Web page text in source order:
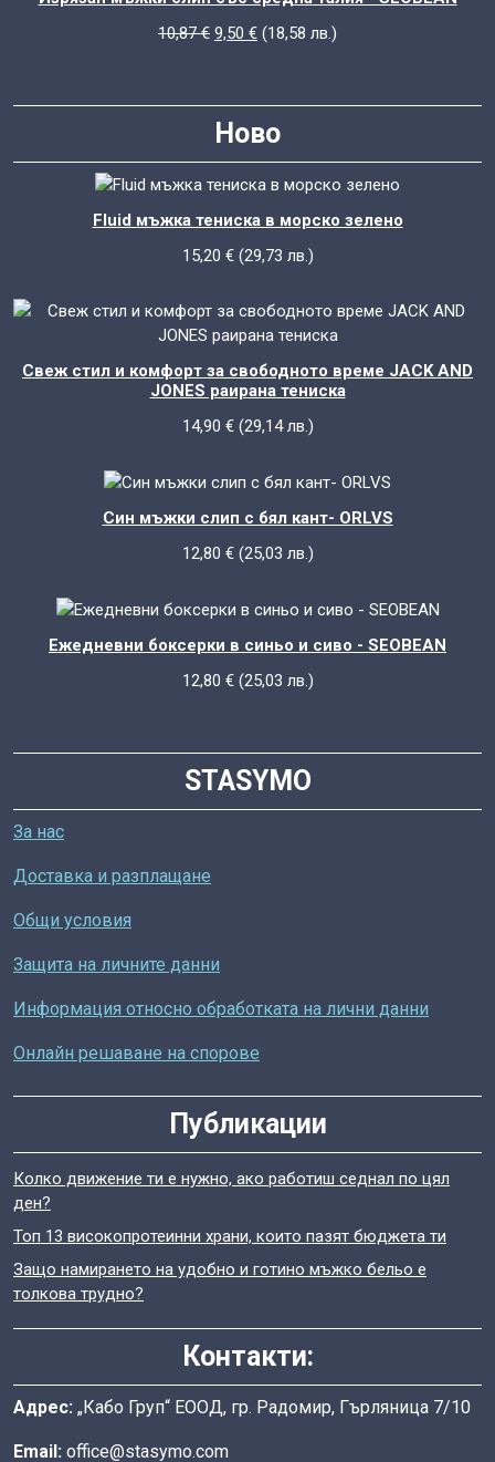
10,87€ Original
10,87 €.
9,50 €Текущата
9,50 €.
(18,58 лв.)
Ново
Fluid мъжка тениска в морско зелено
15,20 € (29,73 лв.)
Свеж стил и комфорт за свободното време JACK AND
JONES раирана тениска
14,90 € (29,14лв.)
Син мъжки слип с бял кант- ORLVS
12,80 € (25,03 лв.)
Ежедневни боксерки в синьо и сиво - SEOBEAN
12,80 € (25,03 лв.)
STASYMO
За нас
Доставка и разплащане
Общи условия
Защита на личните данни
Информация относно обработката на лични данни
Онлайн решаване на спорове
Публикации
Колко движение ти е нужно, ако работиш седнал по цял
ден?
Топ 13 високопротеинни храни, които пазят бюджета ти
Защо намирането на удобно и готино мъжко бельо е
толкова трудно?
Контакти:
Адрес: „Кабо Груп“ ЕООД, гр. Радомир, Гърляница 7/10
Email: office@stasymo.com